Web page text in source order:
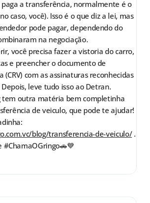
a transferência, normalmente é o
caso, você). Isso é o que diz a lei, mas
pode pagar, dependendo do
na negociação.
você precisa fazer a vistoria do carro,
e preencher o documento de
(CRV) com as assinaturas reconhecidas
leve tudo isso ao Detran.
tem outra matéria bem completinha
de veiculo, que pode te ajudar!
blog/transferencia-de-veiculo/.
#ChamaOGringo🚗💙